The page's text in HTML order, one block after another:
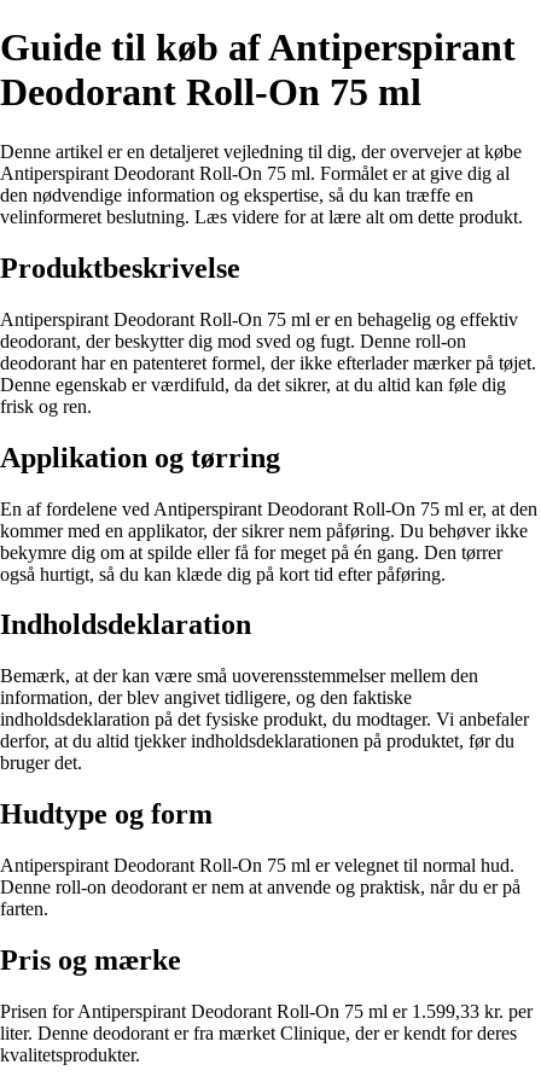
Guide til køb af Antiperspirant
Deodorant Roll-On 75 ml
Denne artikel er en detaljeret vejledning til dig, der overvejer at købe
Antiperspirant Deodorant Roll-On 75 ml. Formålet er at give dig al
den nødvendige information og ekspertise, så du kan træffe en
velinformeret beslutning. Læs videre for at lære alt om dette produkt.
Produktbeskrivelse
Antiperspirant Deodorant Roll-On 75 ml er en behagelig og effektiv
deodorant, der beskytter dig mod sved og fugt. Denne roll-on
deodorant har en patenteret formel, der ikke efterlader mærker på tøjet.
Denne egenskab er værdifuld, da det sikrer, at du altid kan føle dig
frisk og ren.
Applikation og tørring
En af fordelene ved Antiperspirant Deodorant Roll-On 75 ml er, at den
kommer med en applikator, der sikrer nem påføring. Du behøver ikke
bekymre dig om at spilde eller få for meget på én gang. Den tørrer
også hurtigt, så du kan klæde dig på kort tid efter påføring.
Indholdsdeklaration
Bemærk, at der kan være små uoverensstemmelser mellem den
information, der blev angivet tidligere, og den faktiske
indholdsdeklaration på det fysiske produkt, du modtager. Vi anbefaler
derfor, at du altid tjekker indholdsdeklarationen på produktet, før du
bruger det.
Hudtype og form
Antiperspirant Deodorant Roll-On 75 ml er velegnet til normal hud.
Denne roll-on deodorant er nem at anvende og praktisk, når du er på
farten.
Pris og mærke
Prisen for Antiperspirant Deodorant Roll-On 75 ml er 1.599,33 kr. per
liter. Denne deodorant er fra mærket Clinique, der er kendt for deres
kvalitetsprodukter.